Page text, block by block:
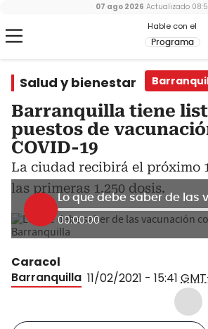
Hable con el
Programa
07 ago 2026 Actualizado
Salud y bienestar
Barranquilla tiene
puestos de
COVID-19
La ciudad recibirá el próximo
las primeras 1.250 dosis.
00:00:00
Caracol
Barranquilla 11/02/2021 - 15:41